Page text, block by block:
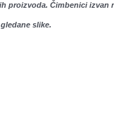
proizvoda. Čimbenici
slike.